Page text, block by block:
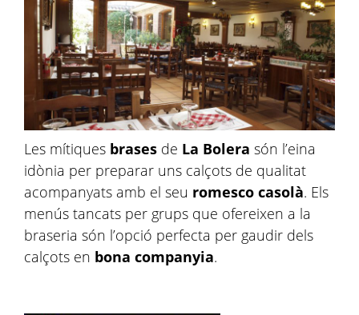
Les mítiques brases de La Bolera són l’eina
idònia per preparar uns calçots de qualitat
acompanyats amb el seu romesco casolà. Els
menús tancats per grups que ofereixen a la
braseria són l’opció perfecta per gaudir dels
calçots en bona companyia.